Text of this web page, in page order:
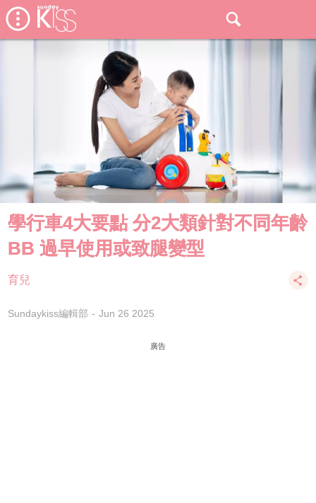
學行車4大要點 分2大類針對不同年齡
BB 過早使用或致腿變型
育兒
Sundaykiss編輯部 Jun 26 2025
廣告